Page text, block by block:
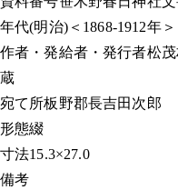
年代(明治)＜1868-1912年＞
作者・発給者・発行者松
蔵
宛て所板野郡長吉田次郎
形態綴
寸法15.3×27.0
備考